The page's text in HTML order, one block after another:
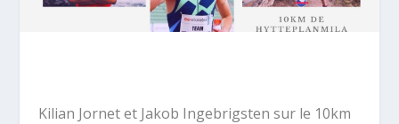
Kilian Jornet et Jakob Ingebrigsten sur le 10km